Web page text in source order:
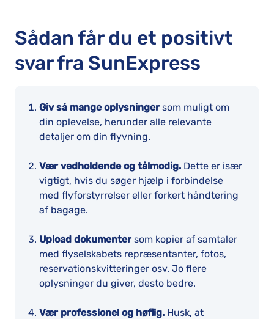
Sådan får du et positivt
svar fra SunExpress
Giv så mange oplysningersom muligt om
din oplevelse, herunder alle relevante
detaljer om din flyvning.
Vær vedholdende og tålmodig. Dette er især
vigtigt, hvis du søger hjælp i forbindelse
med flyforstyrrelser eller forkert håndtering
af bagage.
Upload dokumentersom kopier af samtaler
med flyselskabets repræsentanter, fotos,
reservationskvitteringer osv. Jo flere
oplysninger du giver, desto bedre.
Vær professionel og høflig. Husk, at